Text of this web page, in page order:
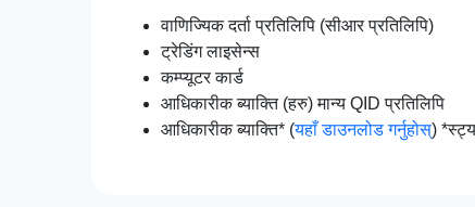
वाणिज्यिक दर्ता प्रतिलिपि (सीआर प्रतिलिपि)
ट्रेडिंग लाइसेन्स
कम्प्यूटर कार्ड
आधिकारीक ब्याक्ति (हरु) मान्य QID प्रतिलिपि
आधिकारीक ब्याक्ति* (यहाँ डाउनलोड गर्नुहोस्)